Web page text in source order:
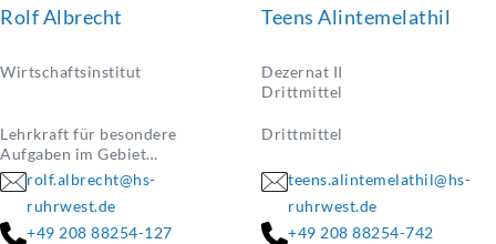
Rolf Albrecht
Wirtschaftsinstitut
Lehrkraft für besondere
Aufgaben im Gebiet
Wirtschaftsrecht
rolf.albrecht@hs-
ruhrwest.de
+49 208 88254-127
Teens Alintemelathil
Dezernat II
Drittmittel
Drittmittel
teens.alintemelathil@hs-
ruhrwest.de
+49 208 88254-742